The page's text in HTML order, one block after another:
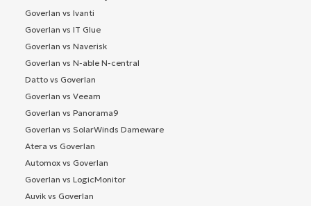
Goverlan vs Ivanti
Goverlan vs IT Glue
Goverlan vs Naverisk
Goverlan vs N-able N-central
Datto vs Goverlan
Goverlan vs Veeam
Goverlan vs Panorama9
Goverlan vs SolarWinds Dameware
Atera vs Goverlan
Automox vs Goverlan
Goverlan vs LogicMonitor
Auvik vs Goverlan